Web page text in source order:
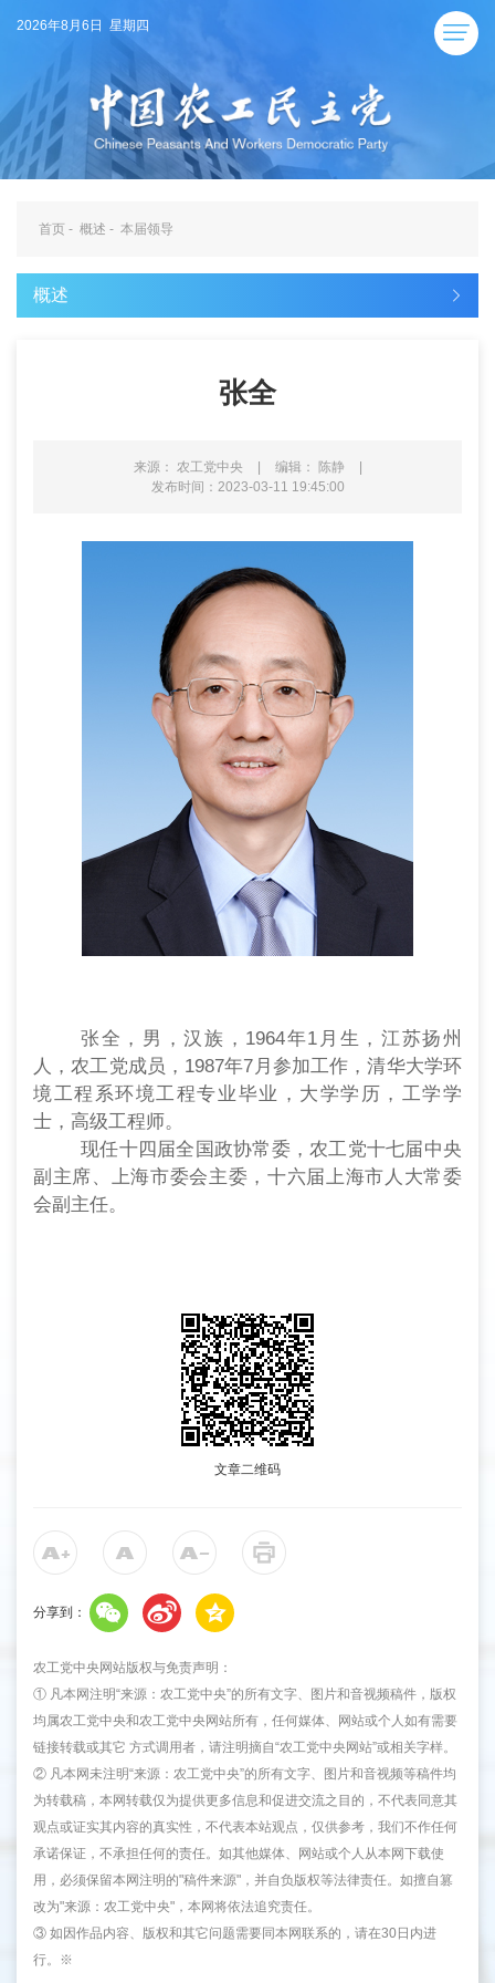
2026年8月6日 星期四
首页 - 概述 - 本届领导
概述
张全
来源： 农工党中央 | 编辑： 陈静
|
发布时间：2023-03-11 19:45:00
张全，男，汉族，1964年1月生，江苏扬州
人，农工党成员，1987年7月参加工作，清华大学环
境工程系环境工程专业毕业，大学学历，工学学
士，高级工程师。
现任十四届全国政协常委，农工党十七届中央
副主席、上海市委会主委，十六届上海市人大常委
会副主任。
文章二维码
分享到：
农工党中央网站版权与免责声明：
① 凡本网注明“来源：农工党中央”的所有文字、图片和音视频稿件，版权
均属农工党中央和农工党中央网站所有，任何媒体、网站或个人如有需要
链接转载或其它 方式调用者，请注明摘自“农工党中央网站”或相关字样。
② 凡本网未注明“来源：农工党中央”的所有文字、图片和音视频等稿件均
为转载稿，本网转载仅为提供更多信息和促进交流之目的，不代表同意其
观点或证实其内容的真实性，不代表本站观点，仅供参考，我们不作任何
承诺保证，不承担任何的责任。如其他媒体、网站或个人从本网下载使
用，必须保留本网注明的"稿件来源"，并自负版权等法律责任。如擅自篡
改为"来源：农工党中央"，本网将依法追究责任。
③ 如因作品内容、版权和其它问题需要同本网联系的，请在30日内进
行。※